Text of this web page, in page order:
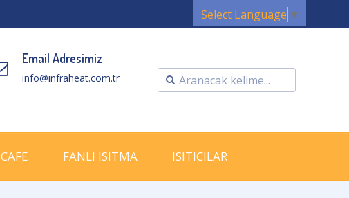
Select Language ▼
Email Adresimiz
info@infraheat.com.tr
CAFE FANLI ISITMA ISITICILAR